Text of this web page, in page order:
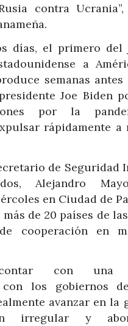
contra
días, el primero del
a
semanas
Joe Biden
por la
rápidamente a
de Seguridad
Alejandro
en Ciudad de
de 20 países de
cooperación en
contar con una
con los gobiernos
avanzar en la
irregular y